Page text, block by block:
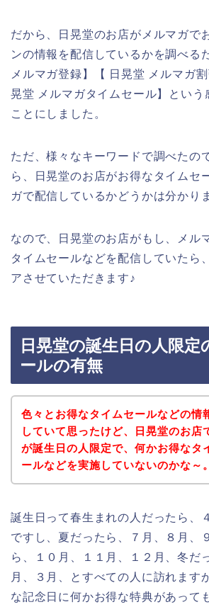
だから、日晃堂のお店がメルマガで
ンの情報を配信しているかを調べる
メルマガ登録】【 日晃堂 メルマガ
晃堂 メルマガタイムセール】という
ことにしました。
ただ、様々なキーワードで調べたの
ら、日晃堂のお店がお得なタイムセ
ガで配信しているかどうかは分かり
なので、日晃堂のお店がもし、メル
タイムセールなどを配信していたら
アさせていただきます♪
日晃堂の誕生日の人限定
ールの有無
色々とお得なタイムセールなどの情
していて思ったけど、日晃堂のお店
が誕生日の人限定で、何かお得なタ
ールなどを実施していないのかな～。
誕生日って春生まれの人だったら、
ですし、夏だったら、７月、８月、
ら、１０月、１１月、１２月、冬だ
月、３月、とすべての人に訪れます
な記念日に何かお得な特典があって